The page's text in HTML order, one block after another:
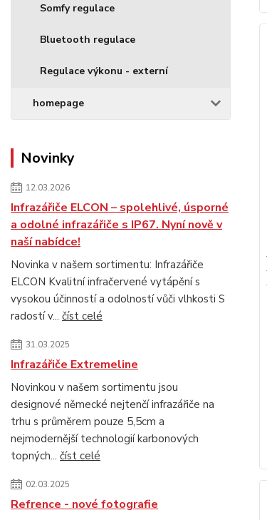
Somfy regulace
Bluetooth regulace
Regulace výkonu - externí
homepage
Novinky
12.03.2026
Infrazářiče ELCON – spolehlivé, úsporné
a odolné infrazářiče s IP67. Nyní nově v
naší nabídce!
Novinka v našem sortimentu: Infrazářiče
ELCON Kvalitní infračervené vytápění s
vysokou účinností a odolností vůči vlhkosti S
radostí v... číst celé
31.03.2025
Infrazářiče Extremeline
Novinkou v našem sortimentu jsou
designové německé nejtenčí infrazářiče na
trhu s průměrem pouze 5,5cm a
nejmodernější technologií karbonových
topných... číst celé
02.03.2025
Refrence - nové fotografie